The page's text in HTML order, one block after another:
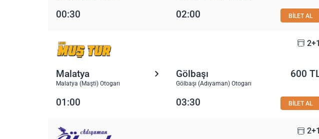
00:30 02:00 BİLET AL
2+1
Malatya
Malatya (Maşti) Otogarı
Gölbaşı
Gölbaşı (Adıyaman) Otogarı
600
01:00 03:30 BİLET AL
2+1